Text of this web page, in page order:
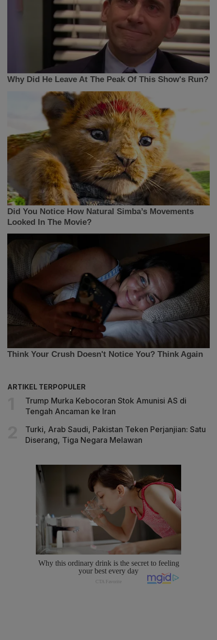
ARTIKEL TERPOPULER
Trump Murka Kebocoran Stok Amunisi AS di
Tengah Ancaman ke Iran
Turki, Arab Saudi, Pakistan Teken Perjanjian: Satu
Diserang, Tiga Negara Melawan